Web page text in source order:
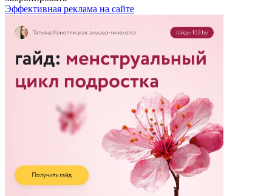
Эффективная реклама на сайте